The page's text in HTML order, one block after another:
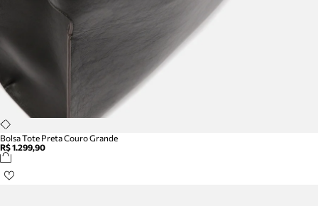
Bolsa Tote Preta Couro Grande
R$ 1.299,90